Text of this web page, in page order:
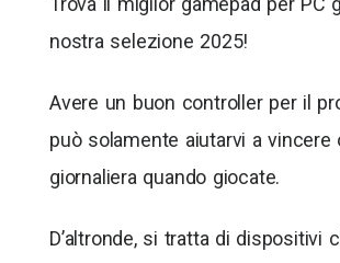
nostra selezione 2025!
Avere un buon controller per il
può solamente aiutarvi a vincere
giornaliera quando giocate.
D’altronde, si tratta di dispositivi